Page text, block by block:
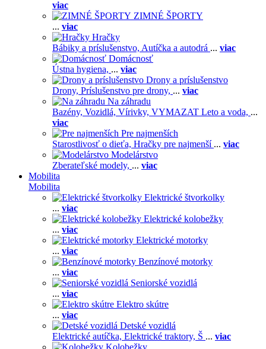
viac
ZIMNÉ ŠPORTY
... viac
Hračky
Bábiky a príslušenstvo, Autíčka a autodrá ... viac
Domácnosť
Ústna hygiena, ... viac
Drony a príslušenstvo
Drony, Príslušenstvo pre drony, ... viac
Na záhradu
Bazény, Vozidlá, Vírivky, VYMAZAT Leto a voda, ...
viac
Pre najmenších
Starostlivosť o dieťa, Hračky pre najmenší ... viac
Modelárstvo
Zberateľské modely, ... viac
Mobilita
Mobilita
Elektrické štvorkolky
... viac
Elektrické kolobežky
... viac
Elektrické motorky
... viac
Benzínové motorky
... viac
Seniorské vozidlá
... viac
Elektro skútre
... viac
Detské vozidlá
Elektrické autíčka, Elektrické traktory, Š ... viac
Kolobežky